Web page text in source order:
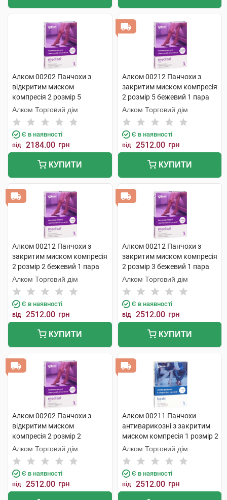
Алком 00202 Панчохи з
відкритим миском
компресія 2 розмір 5
бежевий 1 пара
Алком Торговий дім
Є в наявності
від 2184.00 грн
КУПИТИ
Алком 00212 Панчохи з
закритим миском компресія
2 розмір 5 бежевий 1 пара
Алком Торговий дім
Є в наявності
від 2512.00 грн
КУПИТИ
Алком 00212 Панчохи з
закритим миском компресія
2 розмір 2 бежевий 1 пара
Алком Торговий дім
Є в наявності
від 2512.00 грн
КУПИТИ
Алком 00212 Панчохи з
закритим миском компресія
2 розмір 3 бежевий 1 пара
Алком Торговий дім
Є в наявності
від 2512.00 грн
КУПИТИ
Алком 00202 Панчохи з
відкритим миском
компресія 2 розмір 2
бежевий 1 пара
Алком Торговий дім
Є в наявності
від 2512.00 грн
Алком 00211 Панчохи
антиварикозні з закритим
миском компресія 1 розмір 2
бежевий 1 пара
Алком Торговий дім
Є в наявності
від 2512.00 грн